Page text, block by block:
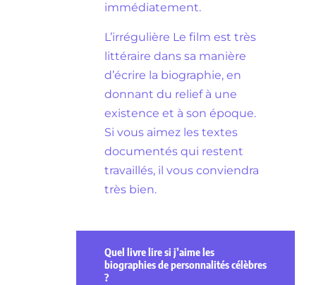
immédiatement.
L’irrégulière Le film est très
littéraire dans sa manière
d’écrire la biographie, en
donnant du relief à une
existence et à son époque.
Si vous aimez les textes
documentés qui restent
travaillés, il vous conviendra
très bien.
Quel livre lire si j’aime les
biographies de personnalités célèbres
?